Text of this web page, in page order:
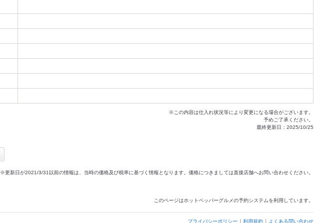
※この内容は仕入れ状況等により変更になる場合がございます。
予めご了承ください。
最終更新日：2025/10/25
※更新日が2021/3/31以前の情報は、当時の価格及び税率に基づく情報となります。価格につきましては直接店舗へお問い合わせください。
このページはホットペッパーグルメの予約システムを利用しています。
プライバシーポリシー 利用規約 よくある問い合わせ